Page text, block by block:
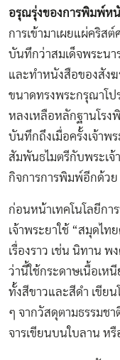
อรุณรุ่งของการพิมพ์ห
การเข้ามาเผยแผ่คริส
บันทึกว่าสมเด็จพระน
และทำหนังสือของสังฆ
ขนาดทรงพระกรุณาโป
หลงเหลือหลักฐานโร
บันทึกถึงเมื่อครั้งเจ้าพ
สัมพันธไมตรีกับพระเจ้
กิจการการพิมพ์อีกด้วย
ก่อนหน้าเทคโนโลยีก
เจ้าพระยาใช้ “สมุดไ
เรื่องราว เช่น นิทาน
ว่านี้ใช้กระดาษเนื้อเห
ทั้งสีขาวและสีดำ เขีย
ๆ จากวัสดุตามธรรมช
จารเขียนบนใบลาน หรื